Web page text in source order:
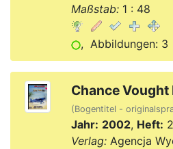
Maßstab:1 : 48
, Abbildungen: 3
Chance
(Bogentitel -
Jahr: 2002, Heft:
Verlag:Agencja